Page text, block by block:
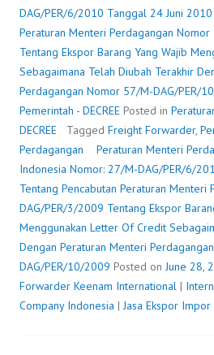
DAG/PER/6/2010 Tanggal 24 Juni
Peraturan Menteri Perdagangan
Tentang Ekspor Barang Yang Wajib
Sebagaimana Telah Diubah Terakhir
Perdagangan Nomor 57/M-DAG/PER/
Pemerintah - DECREE Posted in
DECREE
Tagged Freight Forwarder,
Perdagangan
Peraturan Menteri
Indonesia Nomor: 27/M-DAG/PER/6/
Tentang Pencabutan Peraturan
DAG/PER/3/2009 Tentang Ekspor
Menggunakan Letter Of Credit
Dengan Peraturan Menteri
DAG/PER/10/2009 Posted onJune 28,
Forwarder Keenam International |
Company Indonesia |Jasa Ekspor